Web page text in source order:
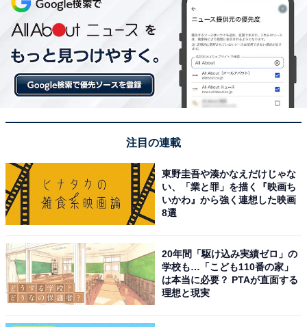
注目の連載
東野圭吾や湊かなえだけじゃな
い、「業と罪」を描く『映画ち
いかわ』から強く連想した映画
8選
20年間「駆け込み実績ゼロ」の
学校も…「こども110番の家」
は本当に必要？ PTAが直面する
理想と現実